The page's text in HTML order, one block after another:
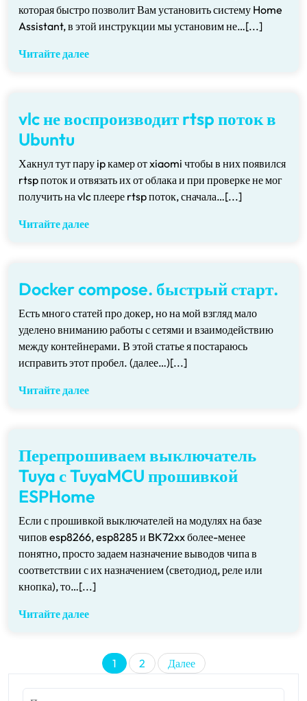
которая быстро позволит Вам установить систему Home
Assistant, в этой инструкции мы установим не…[...]
Читайте далее
vlc не воспроизводит rtsp поток в
Ubuntu
Хакнул тут пару ip камер от xiaomi чтобы в них появился
rtsp поток и отвязать их от облака и при проверке не мог
получить на vlc плеере rtsp поток, сначала…[...]
Читайте далее
Docker compose. быстрый старт.
Есть много статей про докер, но на мой взгляд мало
уделено вниманию работы с сетями и взаимодействию
между контейнерами. В этой статье я постараюсь
исправить этот пробел. (далее…)[...]
Читайте далее
Перепрошиваем выключатель
Tuya с TuyaMCU прошивкой
ESPHome
Если с прошивкой выключателей на модулях на базе
чипов esp8266, esp8285 и BK72xx более-менее
понятно, просто задаем назначение выводов чипа в
соответствии с их назначением (светодиод, реле или
кнопка), то…[...]
Читайте далее
Пагинация
записей
1 2 Далее